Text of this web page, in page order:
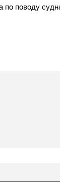
по поводу